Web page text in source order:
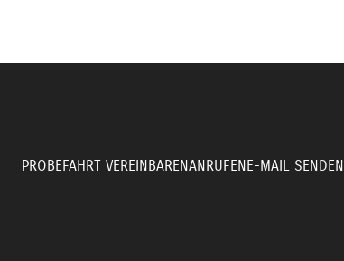
PROBEFAHRT VEREINBARENANRUFENE-MAIL SENDEN